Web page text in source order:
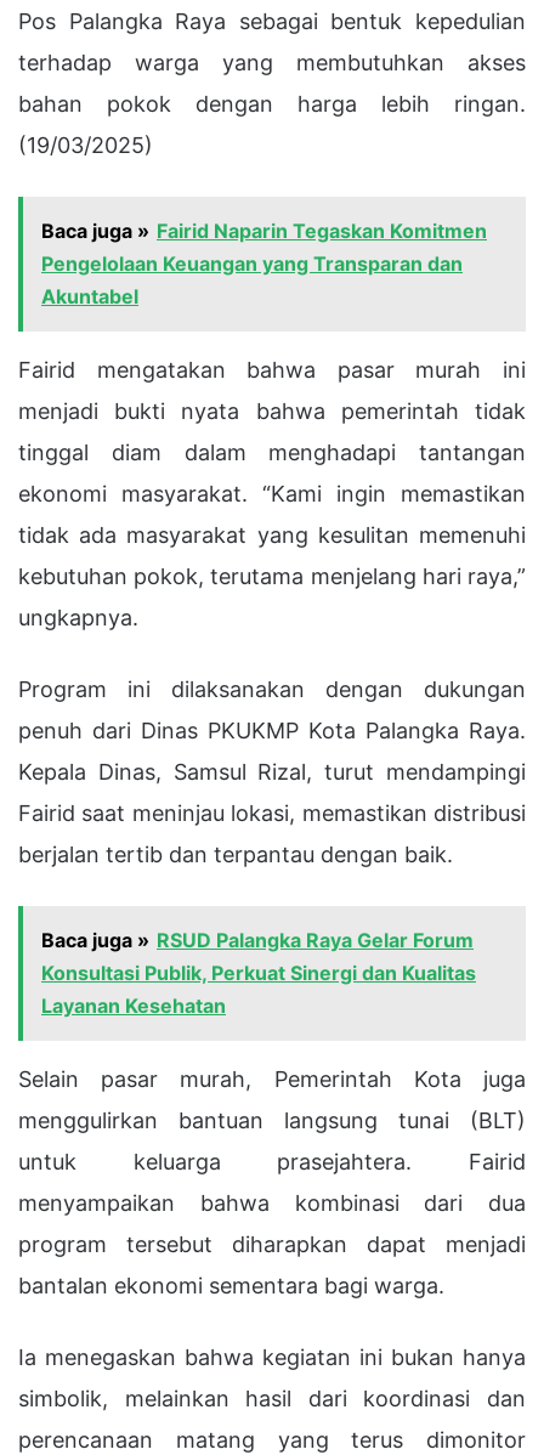
Pos Palangka Raya sebagai bentuk kepedulian
terhadap warga yang membutuhkan akses
bahan pokok dengan harga lebih ringan.
(19/03/2025)
Baca juga » Fairid Naparin Tegaskan Komitmen
Pengelolaan Keuangan yang Transparan dan
Akuntabel
Fairid mengatakan bahwa pasar murah ini
menjadi bukti nyata bahwa pemerintah tidak
tinggal diam dalam menghadapi tantangan
ekonomi masyarakat. “Kami ingin memastikan
tidak ada masyarakat yang kesulitan memenuhi
kebutuhan pokok, terutama menjelang hari raya,”
ungkapnya.
Program ini dilaksanakan dengan dukungan
penuh dari Dinas PKUKMP Kota Palangka Raya.
Kepala Dinas, Samsul Rizal, turut mendampingi
Fairid saat meninjau lokasi, memastikan distribusi
berjalan tertib dan terpantau dengan baik.
Baca juga » RSUD Palangka Raya Gelar Forum
Konsultasi Publik, Perkuat Sinergi dan Kualitas
Layanan Kesehatan
Selain pasar murah, Pemerintah Kota juga
menggulirkan bantuan langsung tunai (BLT)
untuk keluarga prasejahtera. Fairid
menyampaikan bahwa kombinasi dari dua
program tersebut diharapkan dapat menjadi
bantalan ekonomi sementara bagi warga.
Ia menegaskan bahwa kegiatan ini bukan hanya
simbolik, melainkan hasil dari koordinasi dan
perencanaan matang yang terus dimonitor